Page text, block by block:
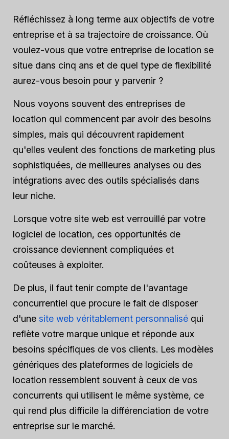
Réfléchissez à long terme aux objectifs de votre
entreprise et à sa trajectoire de croissance. Où
voulez-vous que votre entreprise de location se
situe dans cinq ans et de quel type de flexibilité
aurez-vous besoin pour y parvenir ?
Nous voyons souvent des entreprises de
location qui commencent par avoir des besoins
simples, mais qui découvrent rapidement
qu'elles veulent des fonctions de marketing plus
sophistiquées, de meilleures analyses ou des
intégrations avec des outils spécialisés dans
leur niche.
Lorsque votre site web est verrouillé par votre
logiciel de location, ces opportunités de
croissance deviennent compliquées et
coûteuses à exploiter.
De plus, il faut tenir compte de l'avantage
concurrentiel que procure le fait de disposer
d'une site web véritablement personnalisé qui
reflète votre marque unique et réponde aux
besoins spécifiques de vos clients. Les modèles
génériques des plateformes de logiciels de
location ressemblent souvent à ceux de vos
concurrents qui utilisent le même système, ce
qui rend plus difficile la différenciation de votre
entreprise sur le marché.